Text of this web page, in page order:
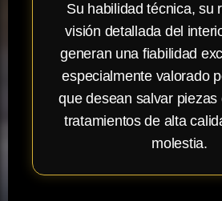
Su habilidad técnica, su
visión detallada del
generan una fiabilidad
especialmente valorado
que desean salvar piezas
tratamientos de alta
molestia.